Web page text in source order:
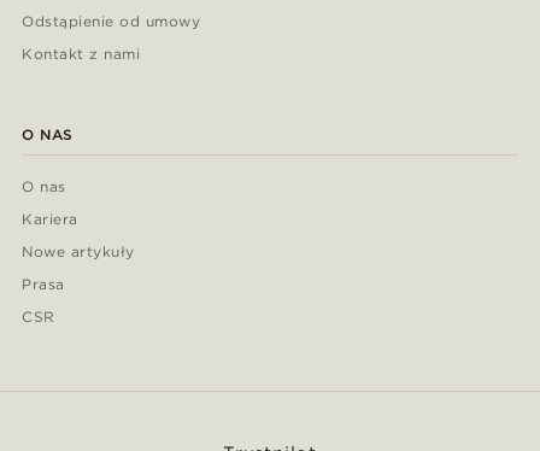
Odstąpienie od umowy
Kontakt z nami
O NAS
O nas
Kariera
Nowe artykuły
Prasa
CSR